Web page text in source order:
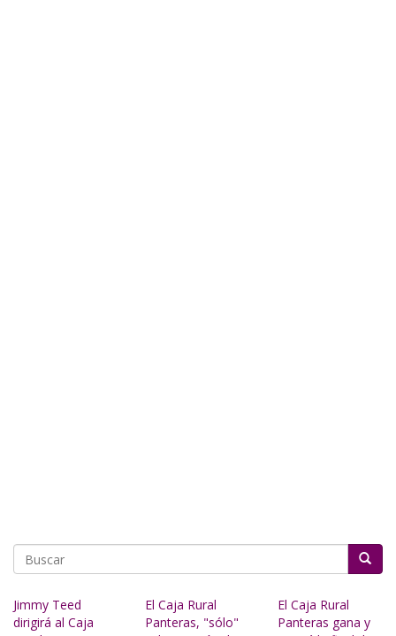
Jimmy Teed
dirigirá al Caja
El Caja Rural
Panteras, "sólo"
El Caja Rural
Panteras gana y